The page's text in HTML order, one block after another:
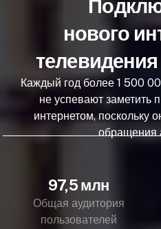
нового
Каждый год более 1 500
не успевают заметить
интернетом, поскольку
обращения
97,5 млн
Общая аудитория
пользователей